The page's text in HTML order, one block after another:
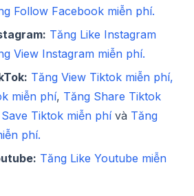
Follow Facebook miễn phí.
Tăng Like Instagram
View Instagram miễn phí.
Tăng View Tiktok miễn phí,
miễn phí, Tăng Share Tiktok
Tiktok miễn phívà Tăng
phí.
Tăng Like Youtube miễn